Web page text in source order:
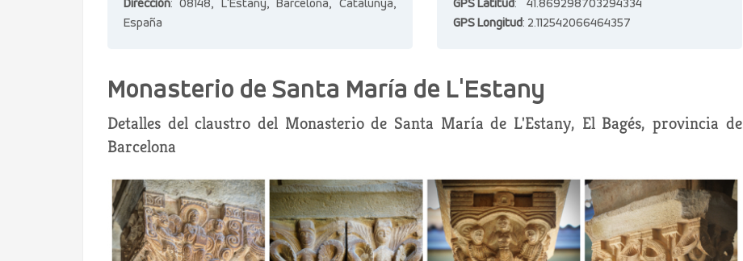
Dirección: 08148, L'Estany, Barcelona, Catalunya,
España
GPS Latitud: 41.869298703294334
GPS Longitud: 2.112542066464357
Monasterio de Santa María de L'Estany
Detalles del claustro del Monasterio de Santa María de L'Estany, El Bagés, provincia de
Barcelona